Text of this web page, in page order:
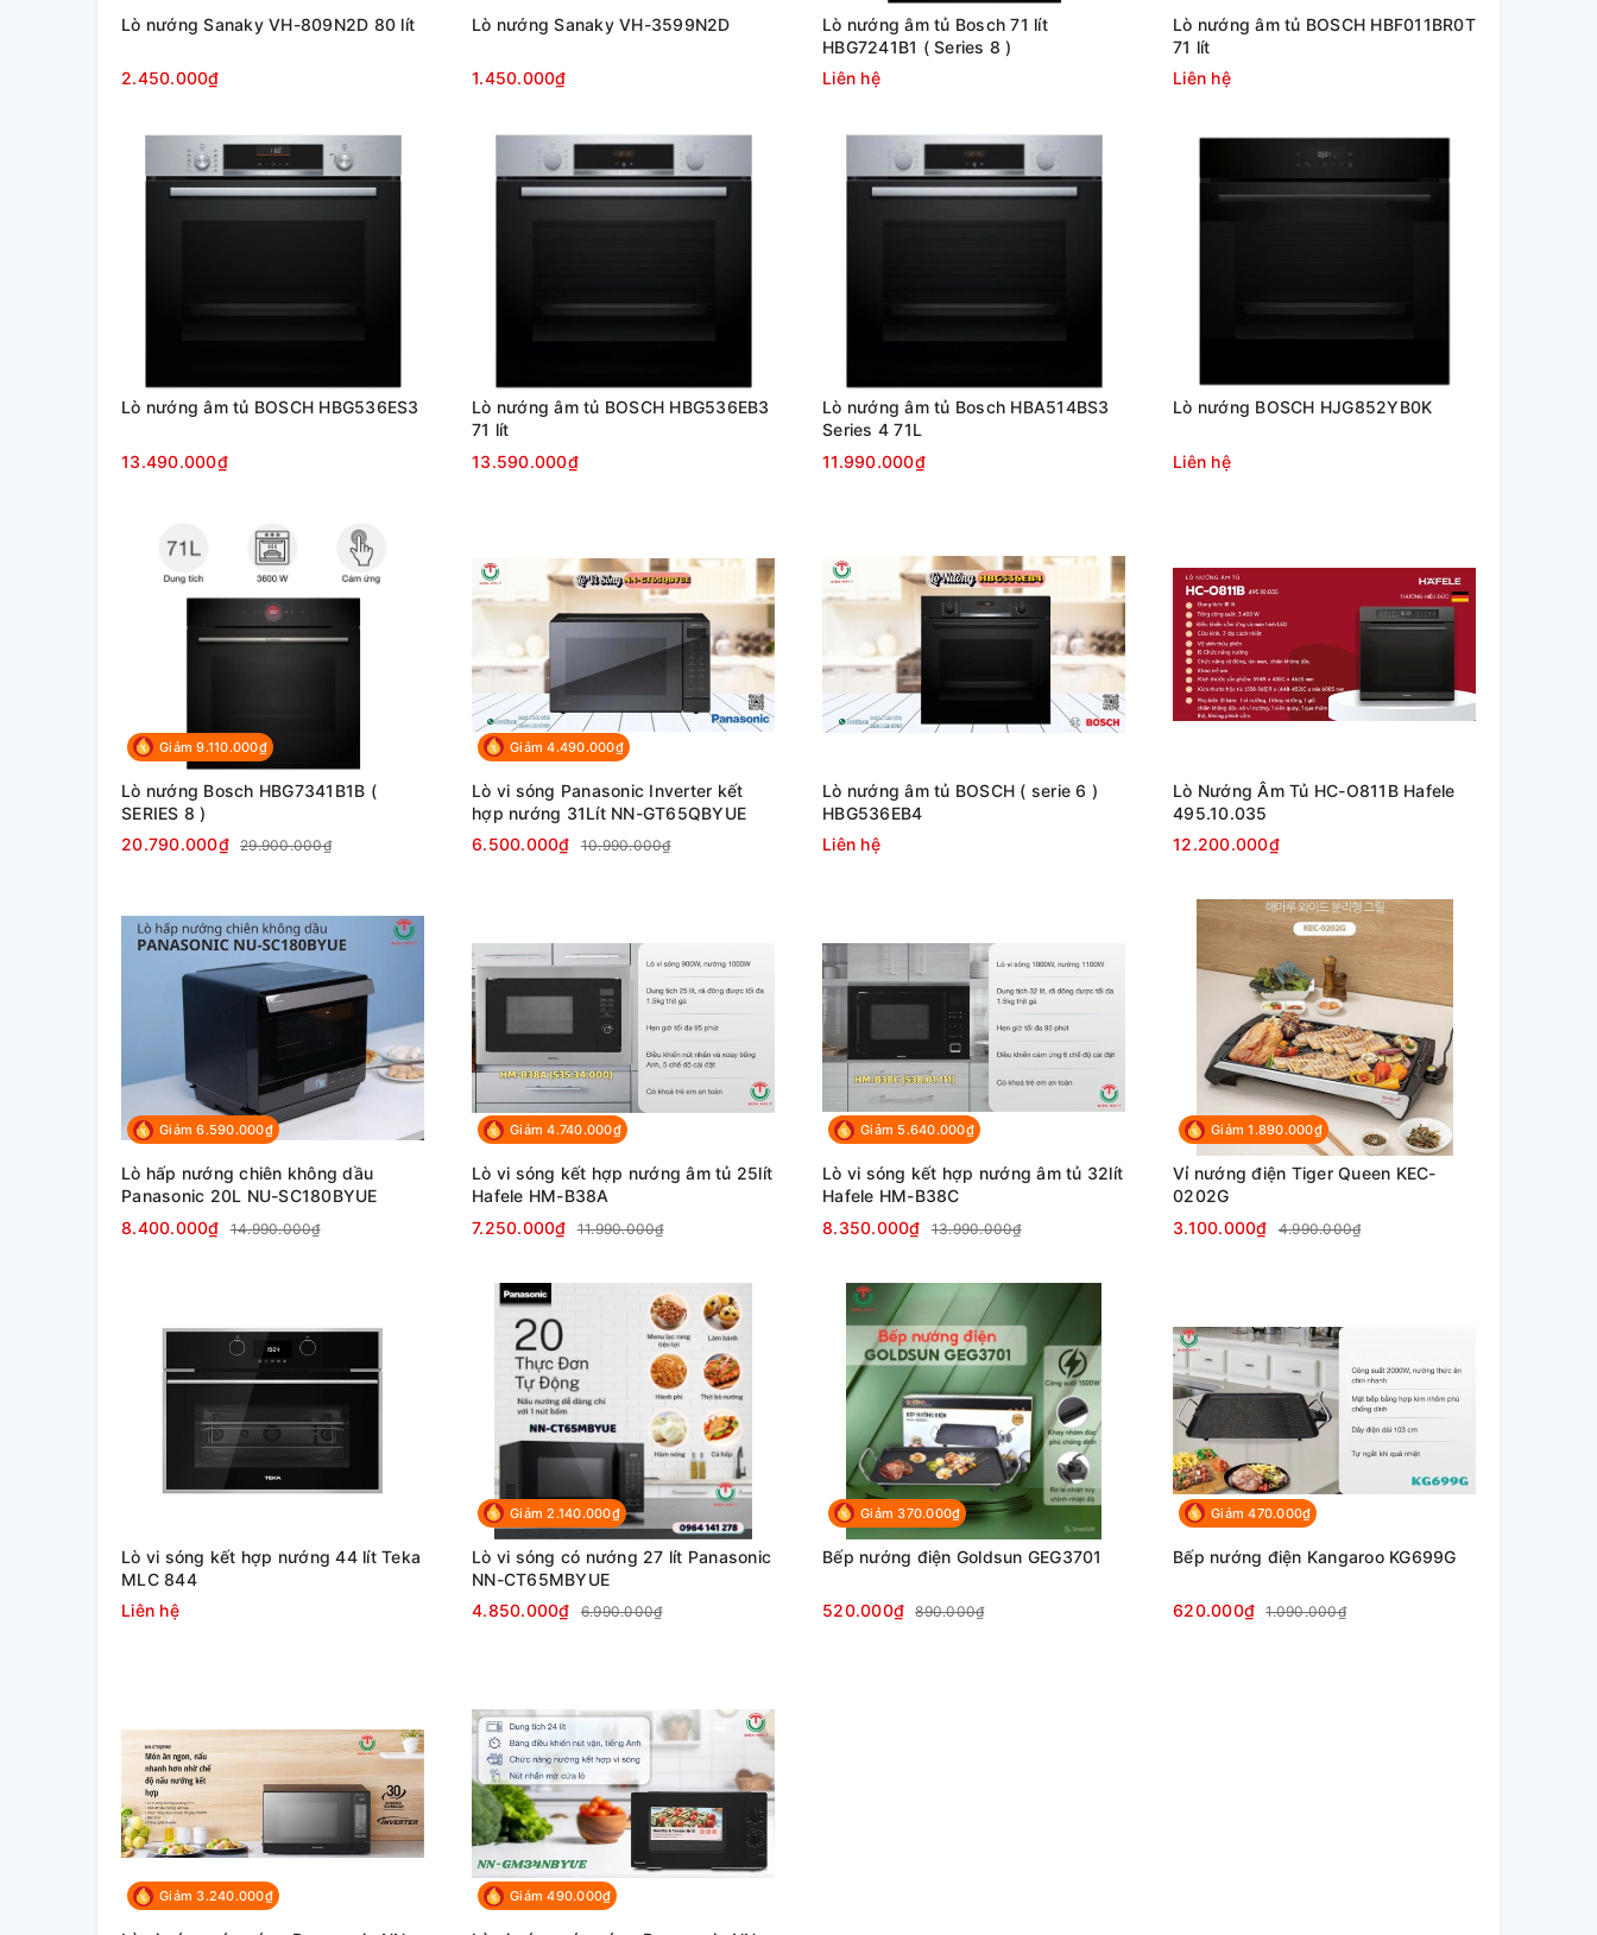
Lò nướng Sanaky VH-809N2D 80 lít
2.450.000₫
Lò nướng Sanaky VH-3599N2D
1.450.000₫
Lò nướng âm tủ Bosch 71 lít
HBG7241B1 ( Series 8 )
Liên hệ
Lò nướng âm tủ BOSCH HBF011BR0T
71 lít
Liên hệ
Lò nướng âm tủ BOSCH HBG536ES3
13.490.000₫
Lò nướng âm tủ BOSCH HBG536EB3
71 lít
13.590.000₫
Lò nướng âm tủ Bosch HBA514BS3
Series 4 71L
11.990.000₫
Lò nướng BOSCH HJG852YB0K
Liên hệ
Giảm 9.110.000₫
Lò nướng Bosch HBG7341B1B (
SERIES 8 )
20.790.000₫
29.900.000₫
Giảm 4.490.000₫
Lò vi sóng Panasonic Inverter kết
hợp nướng 31Lít NN-GT65QBYUE
6.500.000₫
10.990.000₫
Lò nướng âm tủ BOSCH ( serie 6 )
HBG536EB4
Liên hệ
Lò Nướng Âm Tủ HC-O811B Hafele
495.10.035
12.200.000₫
Giảm 6.590.000₫
Lò hấp nướng chiên không dầu
Panasonic 20L NU-SC180BYUE
8.400.000₫
14.990.000₫
Giảm 4.740.000₫
Lò vi sóng kết hợp nướng âm tủ 25lít
Hafele HM-B38A
7.250.000₫
11.990.000₫
Giảm 5.640.000₫
Lò vi sóng kết hợp nướng âm tủ 32lít
Hafele HM-B38C
8.350.000₫
13.990.000₫
Giảm 1.890.000₫
Vỉ nướng điện Tiger Queen KEC-
0202G
3.100.000₫
4.990.000₫
Lò vi sóng kết hợp nướng 44 lít Teka
MLC 844
Liên hệ
Giảm 2.140.000₫
Lò vi sóng có nướng 27 lít Panasonic
NN-CT65MBYUE
4.850.000₫
6.990.000₫
Giảm 370.000₫
Bếp nướng điện Goldsun GEG3701
520.000₫ 890.000₫
Giảm 470.000₫
Bếp nướng điện Kangaroo KG699G
620.000₫ 1.090.000₫
Giảm 3.240.000₫ Giảm 490.000₫